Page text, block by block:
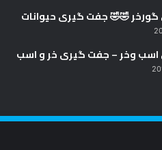
🤣🤣 جفت گیری حیوانات
وخر – جفت گیری خر و اسب